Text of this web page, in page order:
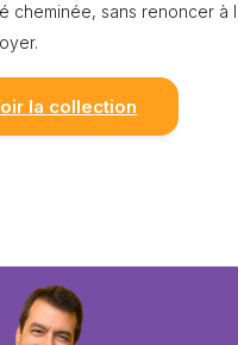
cheminée, sans renoncer à
la collection